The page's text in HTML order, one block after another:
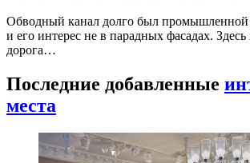
Обводный канал долго был промышленной
и его интерес не в парадных фасадах.
дорога…
Последние добавленные
места